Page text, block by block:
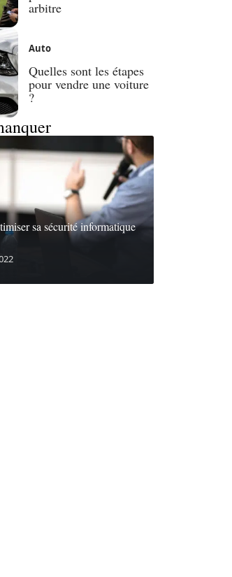
arbitre
Auto
Quelles sont les étapes
pour vendre une voiture
?
sa sécurité informatique